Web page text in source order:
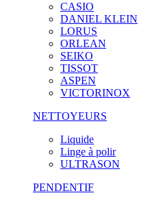
CASIO
DANIEL KLEIN
LORUS
ORLEAN
SEIKO
TISSOT
ASPEN
VICTORINOX
NETTOYEURS
Liquide
Linge à polir
ULTRASON
PENDENTIF